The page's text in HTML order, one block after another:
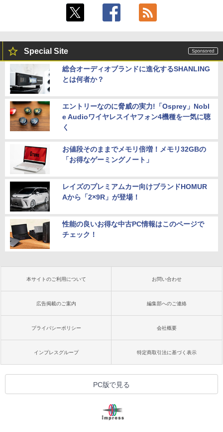
Special Site
総合オーディオブランドに進化するSHANLING
とは何者か？
エントリーなのに脅威の実力!「Osprey」Nobl
e Audioワイヤレスイヤフォン4機種を一気に聴
く
お値段そのままでメモリ倍増！メモリ32GBの
「お得なゲーミングノート」
レイズのプレミアムカー向けブランドHOMUR
Aから「2×9R」が登場！
性能の良いお得な中古PC情報はこのページで
チェック！
本サイトのご利用について お問い合わせ
広告掲載のご案内 編集部へのご連絡
プライバシーポリシー 会社概要
インプレスグループ 特定商取引法に基づく表示
PC版で見る